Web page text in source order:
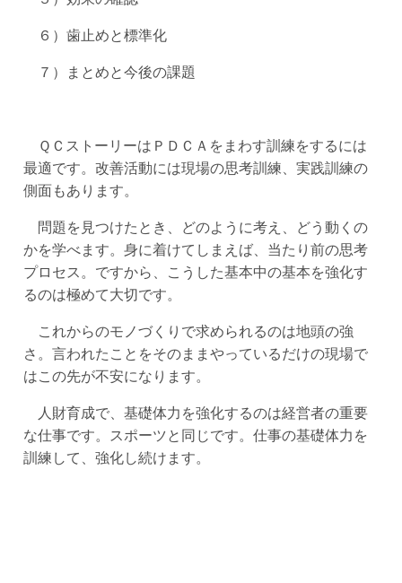
６）歯止めと標準化
７）まとめと今後の課題
ＱＣストーリーはＰＤＣＡをまわす訓練をするには
最適です。改善活動には現場の思考訓練、実践訓練の
側面もあります。
問題を見つけたとき、どのように考え、どう動くの
かを学べます。身に着けてしまえば、当たり前の思考
プロセス。ですから、こうした基本中の基本を強化す
るのは極めて大切です。
これからのモノづくりで求められるのは地頭の強
さ。言われたことをそのままやっているだけの現場で
はこの先が不安になります。
人財育成で、基礎体力を強化するのは経営者の重要
な仕事です。スポーツと同じです。仕事の基礎体力を
訓練して、強化し続けます。